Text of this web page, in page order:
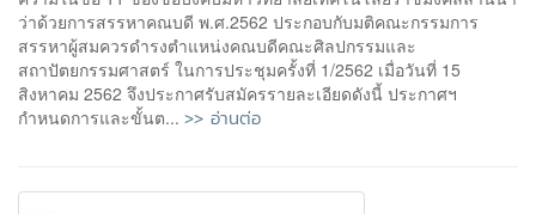
ว่าด้วยการสรรหาคณบดี พ.ศ.2562 ประกอบกับมติคณะกรรมการ
สรรหาผู้สมควรดำรงตำแหน่งคณบดีคณะศิลปกรรมและ
สถาปัตยกรรมศาสตร์ ในการประชุมครั้งที่ 1/2562 เมื่อวันที่ 15
สิงหาคม 2562 จึงประกาศรับสมัครรายละเอียดดังนี้ ประกาศฯ
กำหนดการและขั้นต... >> อ่านต่อ